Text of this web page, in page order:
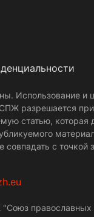
Использование и
разрешается
статью, которая
с точкой
православных